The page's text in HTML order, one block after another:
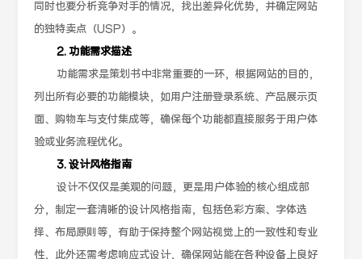
同时也要分析竞争对手的情况，找出差异化优势，并确定网站
的独特卖点（USP）。
2. 功能需求描述
功能需求是策划书中非常重要的一环，根据网站的目的，
列出所有必要的功能模块，如用户注册登录系统、产品展示页
面、购物车与支付集成等，确保每个功能都直接服务于用户体
验或业务流程优化。
3. 设计风格指南
设计不仅仅是美观的问题，更是用户体验的核心组成部
分，制定一套清晰的设计风格指南，包括色彩方案、字体选
择、布局原则等，有助于保持整个网站视觉上的一致性和专业
性，此外还需考虑响应式设计，确保网站能在各种设备上良好